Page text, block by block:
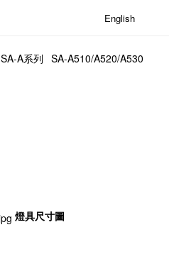
English
SA-A系列 SA-A510/A520/A530
燈具尺寸圖